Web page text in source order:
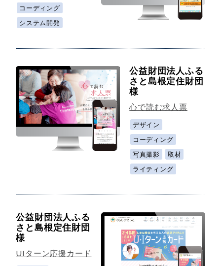
コーディング
システム開発
公益財団法人ふる
さと島根定住財団
様
心で読む求人票
デザイン
コーディング
写真撮影
取材
ライティング
公益財団法人ふる
さと島根定住財団
様
UIターン応援カード